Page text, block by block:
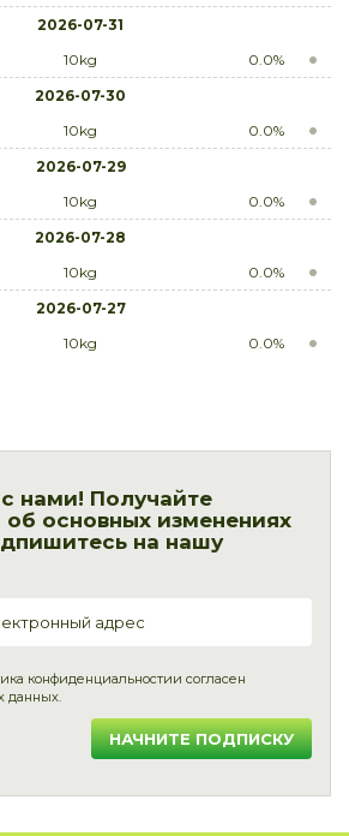
2026-07-31
10kg
0.0%
2026-07-30
10kg
0.0%
2026-07-29
10kg
0.0%
2026-07-28
10kg
0.0%
2026-07-27
10kg 0.0%
нами! Получайте
основных изменениях
на нашу
конфиденциальностии согласен
данных.
НАЧНИТЕ ПОДПИСКУ